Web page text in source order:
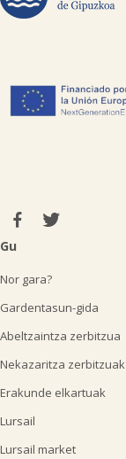
Gu
Nor gara?
Gardentasun-gida
Abeltzaintza zerbitzua
Nekazaritza zerbitzuak
Erakunde elkartuak
Lursail
Lursail market